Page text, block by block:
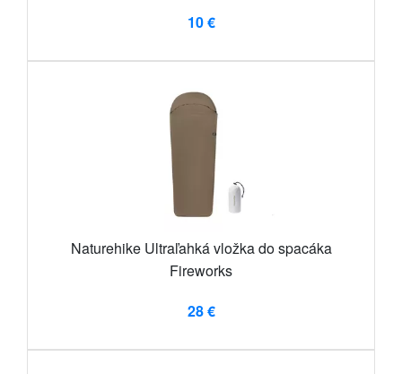
10 €
Naturehike Ultraľahká vložka do spacáka
Fireworks
28 €